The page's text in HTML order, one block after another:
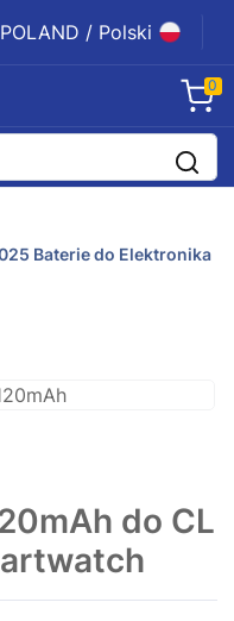
POLAND / Polski
0
Baterie do Elektronika
do CL